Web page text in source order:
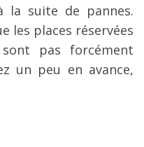
la suite de pannes.
les places réservées
pas forcément
un peu en avance,